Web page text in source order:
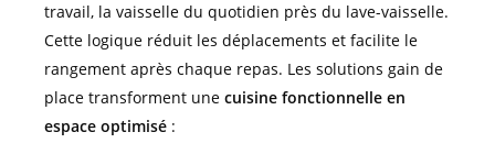
travail, la vaisselle du quotidien près du lave-vaisselle.
Cette logique réduit les déplacements et facilite le
rangement après chaque repas. Les solutions gain de
place transforment une cuisine fonctionnelle en
espace optimisé :